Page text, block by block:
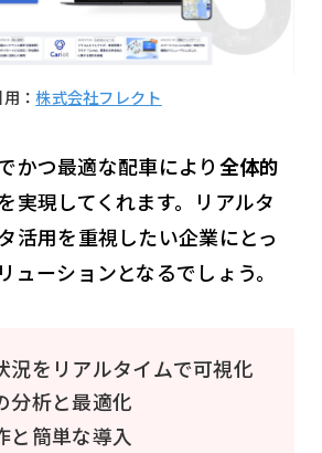
用：株式会社フレクト
かつ最適な配車により全体的
実現してくれます。リアルタ
活用を重視したい企業にとっ
ューションとなるでしょう。
況をリアルタイムで可視化
分析と最適化
と簡単な導入